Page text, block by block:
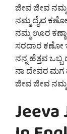
ಜೀವ ಜೀವ
ನಮ್ಮ ದೈವ
ನಮ್ಮ ಊರ
ಸರದಾರ ಕಣೋ
ನನ್ನ ಹೆತ್ತವ
ನಾ ದೇವರ
ಜೀವ ಜೀವ